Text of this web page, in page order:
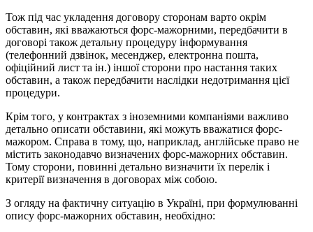
Тож під час укладення договору сторонам варто окрім
обставин, які вважаються форс-мажорними, передбачити в
договорі також детальну процедуру інформування
(телефонний дзвінок, месенджер, електронна пошта,
офіційний лист та ін.) іншої сторони про настання таких
обставин, а також передбачити наслідки недотримання цієї
процедури.
Крім того, у контрактах з іноземними компаніями важливо
детально описати обставини, які можуть вважатися форс-
мажором. Справа в тому, що, наприклад, англійське право не
містить законодавчо визначених форс-мажорних обставин.
Тому сторони, повинні детально визначити їх перелік і
критерії визначення в договорах між собою.
З огляду на фактичну ситуацію в Україні, при формулюванні
опису форс-мажорних обставин, необхідно: